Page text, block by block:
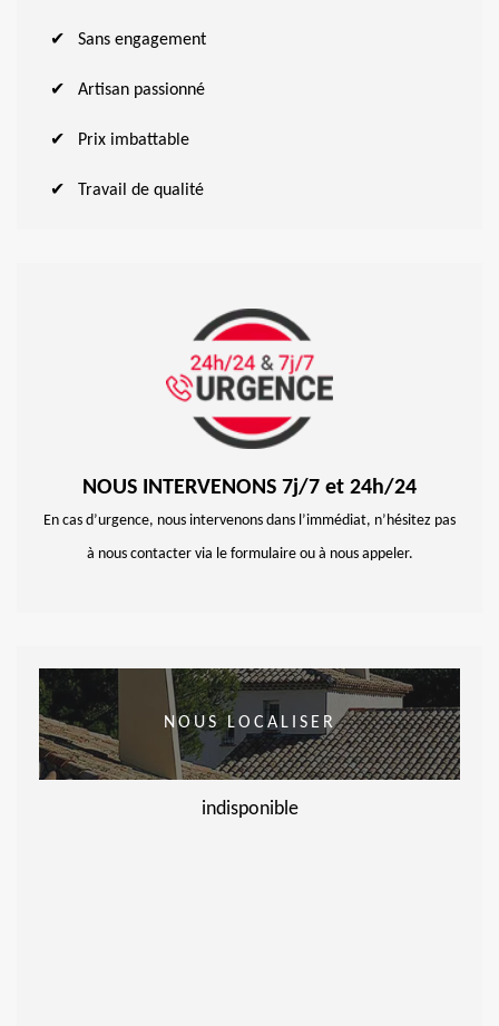
Sans engagement
Artisan passionné
Prix imbattable
Travail de qualité
NOUS INTERVENONS 7j/7 et 24h/24
En cas d’urgence, nous intervenons dans l’immédiat, n’hésitez pas
à nous contacter via le formulaire ou à nous appeler.
NOUS LOCALISER
indisponible